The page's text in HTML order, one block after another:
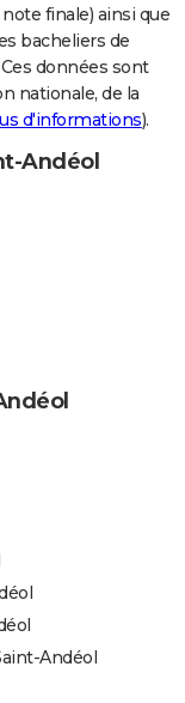
finale) ainsi que
bacheliers de
données sont
nationale, de la
d'informations).
Andéol
Andéol